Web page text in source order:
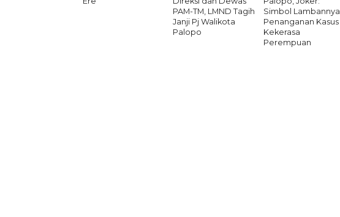
PAM-TM, LMND Tagih
Janji Pj Walikota
Palopo
Simbol Lambannya
Penanganan Kasus
Kekerasa
Perempuan